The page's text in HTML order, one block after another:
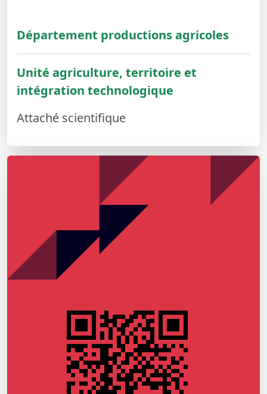
Département productions agricoles
Unité agriculture, territoire et
intégration technologique
Attaché scientifique